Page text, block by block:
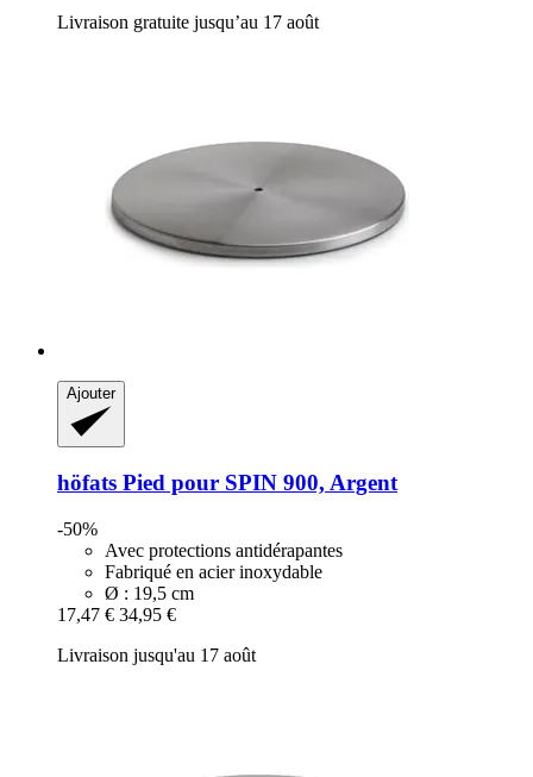
Livraison gratuite jusqu’au 17 août
Ajouter
höfats Pied pour SPIN 900, Argent
-50%
Avec protections antidérapantes
Fabriqué en acier inoxydable
Ø : 19,5 cm
17,47 € 34,95 €
Livraison jusqu'au 17 août